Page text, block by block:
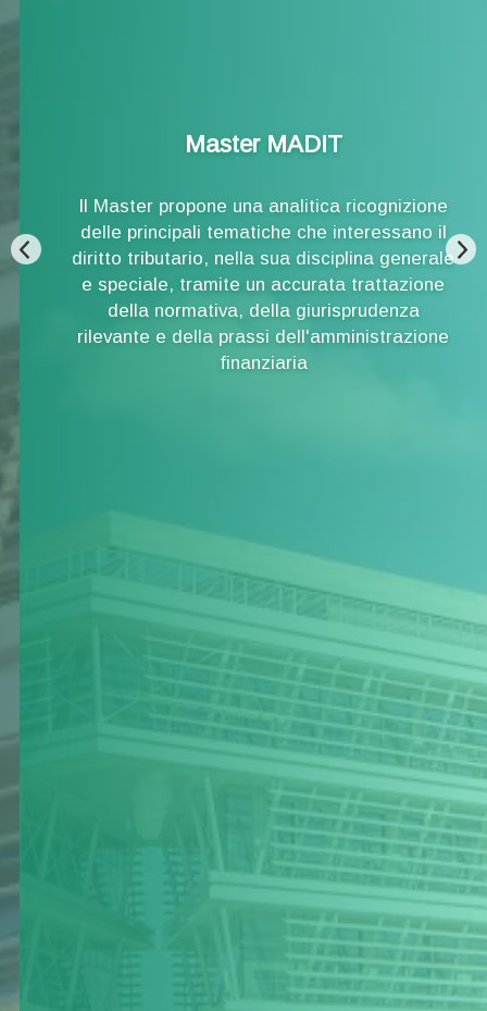
Master MADIT
Il Master propone una analitica ricognizione
delle principali tematiche che interessano il
diritto tributario, nella sua disciplina generale
e speciale, tramite un accurata trattazione
della normativa, della giurisprudenza
rilevante e della prassi dell'amministrazione
finanziaria